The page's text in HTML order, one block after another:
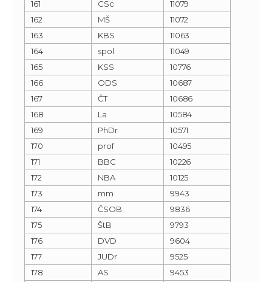
161
CSc
11079
162
MŠ
11072
163
KBS
11063
164
spol
11049
165
KSS
10776
166
ODS
10687
167
ČT
10686
168
La
10584
169
PhDr
10571
170
prof
10495
171
BBC
10226
172
NBA
10125
173
mm
9943
174
ČSOB
9836
175
ŠtB
9793
176
DVD
9604
177
JUDr
9525
178
AS
9453